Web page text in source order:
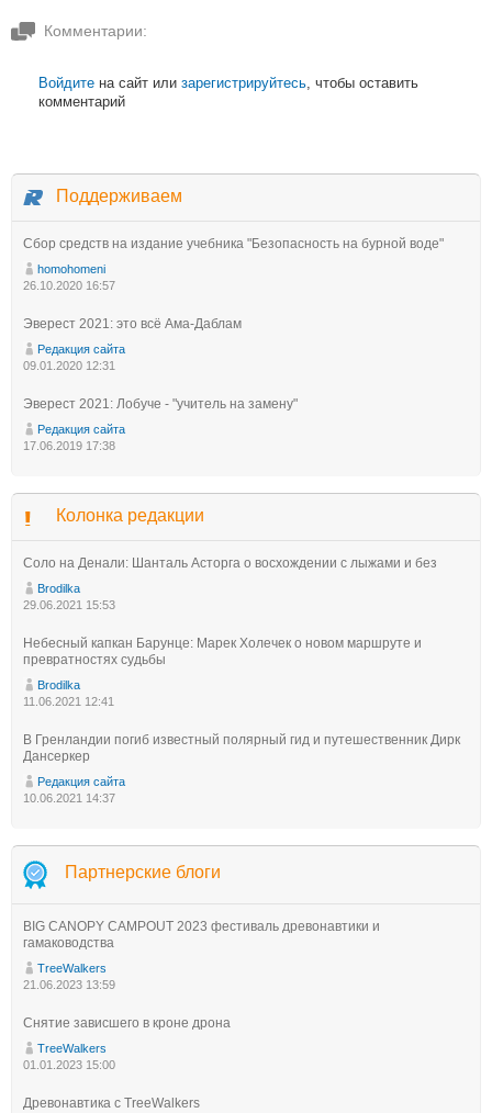
Комментарии:
Войдите на сайт или зарегистрируйтесь , чтобы оставить
комментарий
Поддерживаем
Сбор средств на издание учебника "Безопасность на бурной воде"
homohomeni
26.10.2020 16:57
Эверест 2021: это всё Ама-Даблам
Редакция сайта
09.01.2020 12:31
Эверест 2021: Лобуче - "учитель на замену"
Редакция сайта
17.06.2019 17:38
Колонка редакции
Соло на Денали: Шанталь Асторга о восхождении с лыжами и без
Brodilka
29.06.2021 15:53
Небесный капкан Барунце: Марек Холечек о новом маршруте и
превратностях судьбы
Brodilka
11.06.2021 12:41
В Гренландии погиб известный полярный гид и путешественник Дирк
Дансеркер
Редакция сайта
10.06.2021 14:37
Партнерские блоги
BIG CANOPY CAMPOUT 2023 фестиваль древонавтики и
гамаководства
TreeWalkers
21.06.2023 13:59
Снятие зависшего в кроне дрона
TreeWalkers
01.01.2023 15:00
Древонавтика с TreeWalkers